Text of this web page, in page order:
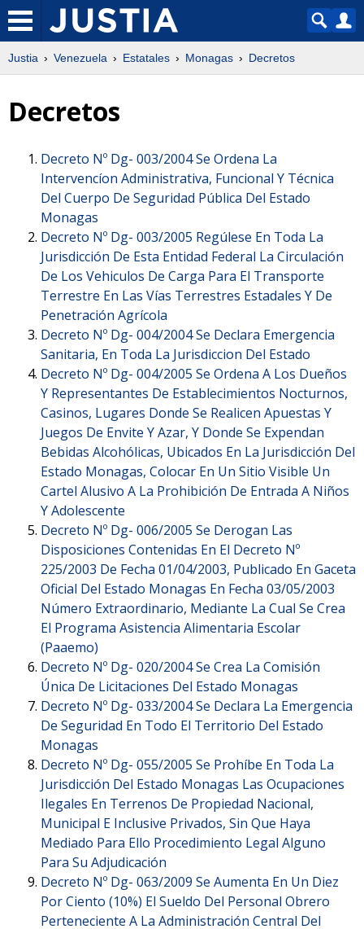
Justia Venezuela Estatales Monagas Decretos
Decretos
Decreto Nº Dg- 003/2004 Se Ordena La
Intervencíon Administrativa, Funcional Y Técnica
Del Cuerpo De Seguridad Pública Del Estado
Monagas
Decreto Nº Dg- 003/2005 Regúlese En Toda La
Jurisdicción De Esta Entidad Federal La Circulación
De Los Vehiculos De Carga Para El Transporte
Terrestre En Las Vías Terrestres Estadales Y De
Penetración Agrícola
Decreto Nº Dg- 004/2004 Se Declara Emergencia
Sanitaria, En Toda La Jurisdiccion Del Estado
Decreto Nº Dg- 004/2005 Se Ordena A Los Dueños
Y Representantes De Establecimientos Nocturnos,
Casinos, Lugares Donde Se Realicen Apuestas Y
Juegos De Envite Y Azar, Y Donde Se Expendan
Bebidas Alcohólicas, Ubicados En La Jurisdicción Del
Estado Monagas, Colocar En Un Sitio Visible Un
Cartel Alusivo A La Prohibición De Entrada A Niños
Y Adolescente
Decreto Nº Dg- 006/2005 Se Derogan Las
Disposiciones Contenidas En El Decreto Nº
225/2003 De Fecha 01/04/2003, Publicado En Gaceta
Oficial Del Estado Monagas En Fecha 03/05/2003
Número Extraordinario, Mediante La Cual Se Crea
El Programa Asistencia Alimentaria Escolar
(Paaemo)
Decreto Nº Dg- 020/2004 Se Crea La Comisión
Única De Licitaciones Del Estado Monagas
Decreto Nº Dg- 033/2004 Se Declara La Emergencia
De Seguridad En Todo El Territorio Del Estado
Monagas
Decreto Nº Dg- 055/2005 Se Prohíbe En Toda La
Jurisdicción Del Estado Monagas Las Ocupaciones
Ilegales En Terrenos De Propiedad Nacional,
Municipal E Inclusive Privados, Sin Que Haya
Mediado Para Ello Procedimiento Legal Alguno
Para Su Adjudicación
Decreto Nº Dg- 063/2009 Se Aumenta En Un Diez
Por Ciento (10%) El Sueldo Del Personal Obrero
Perteneciente A La Administración Central Del